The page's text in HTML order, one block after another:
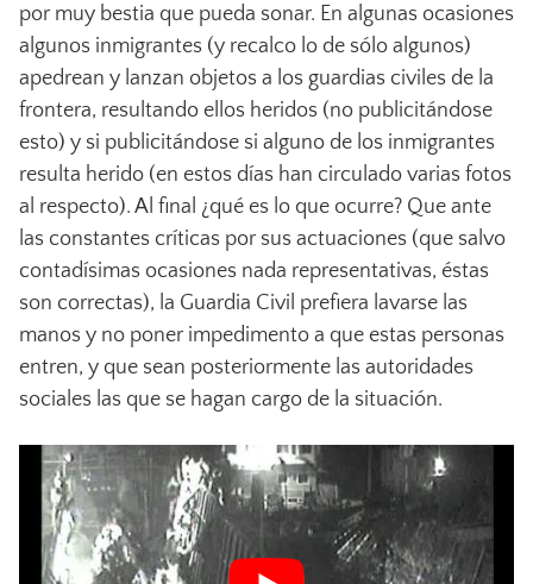
por muy bestia que pueda sonar. En algunas ocasiones
algunos inmigrantes (y recalco lo de sólo algunos)
apedrean y lanzan objetos a los guardias civiles de la
frontera, resultando ellos heridos (no publicitándose
esto) y si publicitándose si alguno de los inmigrantes
resulta herido (en estos días han circulado varias fotos
al respecto). Al final ¿qué es lo que ocurre? Que ante
las constantes críticas por sus actuaciones (que salvo
contadísimas ocasiones nada representativas, éstas
son correctas), la Guardia Civil prefiera lavarse las
manos y no poner impedimento a que estas personas
entren, y que sean posteriormente las autoridades
sociales las que se hagan cargo de la situación.